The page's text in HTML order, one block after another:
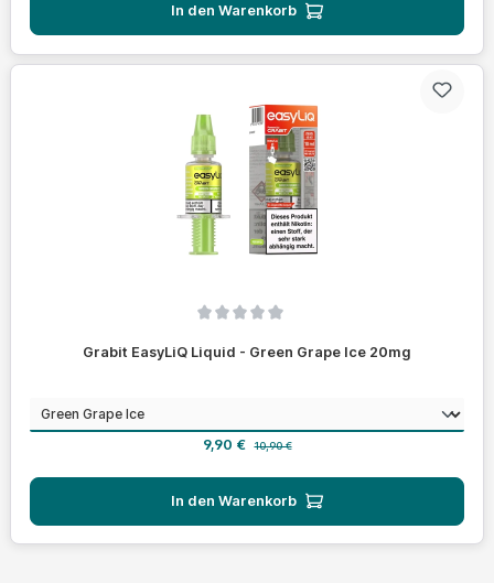
In den Warenkorb
Grabit EasyLiQ Liquid - Green Grape Ice 20mg
Geschmackauswählen
Verkaufspreis:
9,90 € 10,90 €
In den Warenkorb